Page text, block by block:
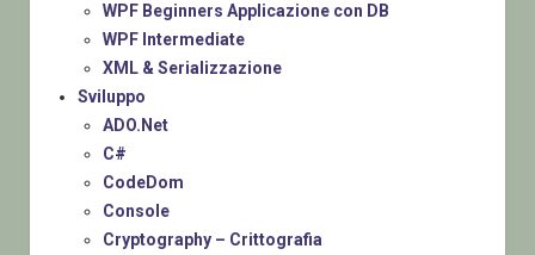
WPF Beginners Applicazione con DB
WPF Intermediate
XML & Serializzazione
Sviluppo
ADO.Net
C#
CodeDom
Console
Cryptography – Crittografia